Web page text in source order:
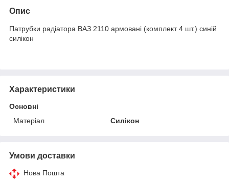
Опис
Патрубки радіатора ВАЗ 2110 армовані (комплект 4 шт.) синій
силікон
Характеристики
Основні
Матеріал
Силікон
Умови доставки
Нова Пошта